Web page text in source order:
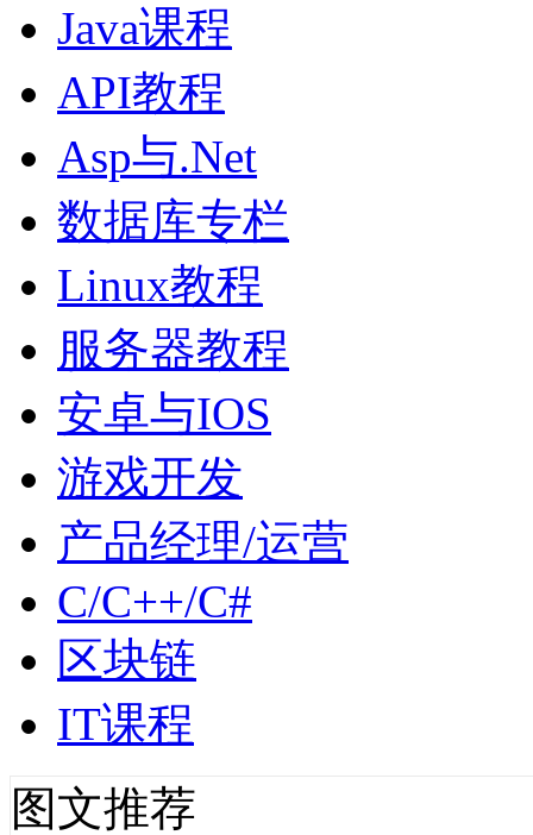
Java课程
API教程
Asp与.Net
数据库专栏
Linux教程
服务器教程
安卓与IOS
游戏开发
产品经理/运营
C/C++/C#
区块链
IT课程
图文推荐